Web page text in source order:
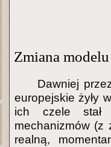
Zmiana
Dawniej
europejskie żyły
ich czele stał
mechanizmów (z
realną,